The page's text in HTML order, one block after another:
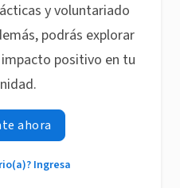
y voluntariado
podrás explorar
positivo en tu
ahora
Ingresa